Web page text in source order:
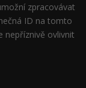
zpracovávat
ID na tomto
nepříznivě ovlivnit